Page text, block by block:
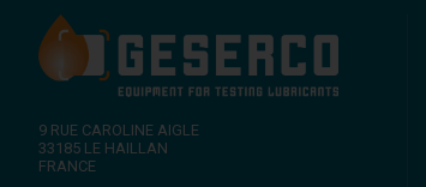
9 RUE CAROLINE AIGLE
33185 LE HAILLAN
FRANCE